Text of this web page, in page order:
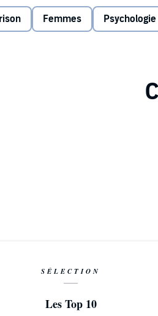
else quite remarkable.
Tantor
Femmes Psychologie
SÉLECTION
Les Top 10